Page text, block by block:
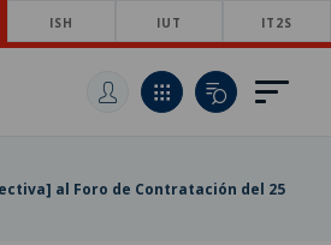
ISH IUT IT2S
al Foro de Contratación del 25